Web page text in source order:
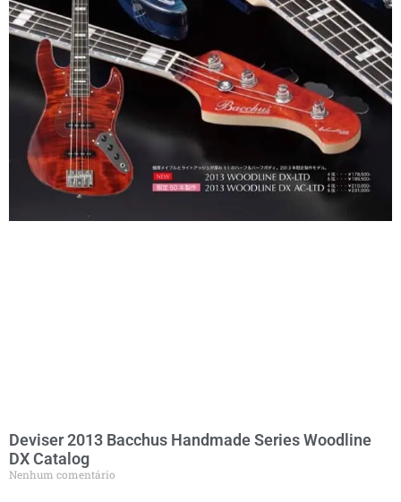
Deviser 2013 Bacchus Handmade Series Woodline
DX Catalog
Nenhum comentário